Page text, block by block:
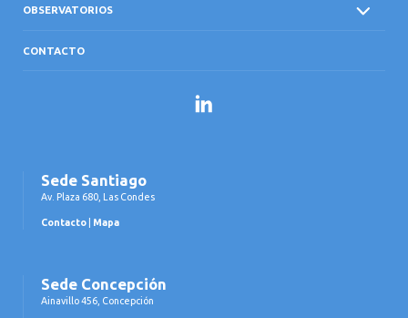
OBSERVATORIOS
CONTACTO
LinkedIn
Sede Santiago
Av. Plaza 680, Las Condes
Contacto Mapa
Sede Concepción
Ainavillo 456, Concepción